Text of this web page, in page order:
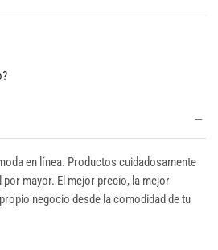
en línea. Productos cuidadosamente
mayor. El mejor precio, la mejor
negocio desde la comodidad de tu